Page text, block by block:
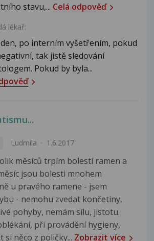
stavu,... Celá odpověď
lékař:
po interním vyšetřením, pokud
tak jistě sledování
Pokud by byla...
Ludmila 1.6.2017
měsíců trpím bolestí ramen a
jsou bolesti mnohem
u pravého ramene - jsem
- nemohu zvedat končetiny,
pohyby, nemám sílu, jistotu.
při provádění hygieny,
si něco z poličky... Zobrazit více